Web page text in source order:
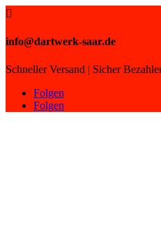

info@dartwerk-saar.de
Schneller Versand | Sicher
Folgen
Folgen